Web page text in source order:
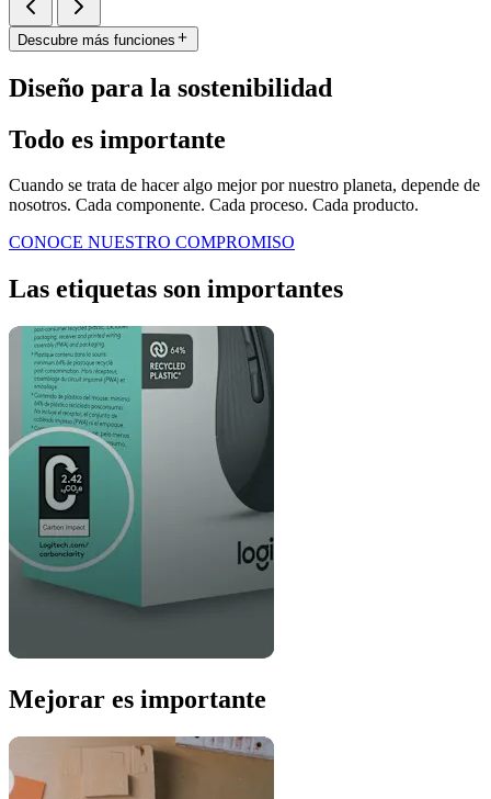
Descubre más funciones
Diseño para la sostenibilidad
Todo es importante
Cuando se trata de hacer algo mejor por nuestro planeta, depende de
nosotros. Cada componente. Cada proceso. Cada producto.
CONOCE NUESTRO COMPROMISO
Las etiquetas son importantes
Mejorar es importante